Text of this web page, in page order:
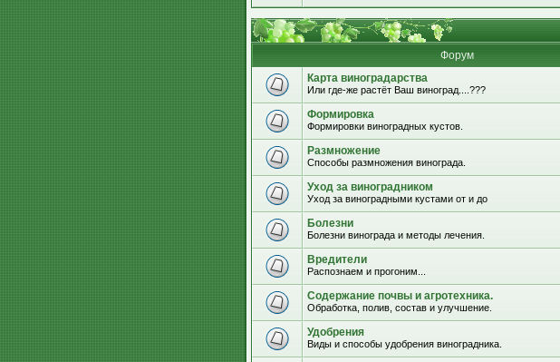
Форум
Карта виноградарства
Или где-же растёт Ваш виноград....???
Формировка
Формировки виноградных кустов.
Размножение
Способы размножения винограда.
Уход за виноградником
Уход за виноградными кустами от и до
Болезни
Болезни винограда и методы лечения.
Вредители
Распознаем и прогоним...
Содержание почвы и агротехника.
Обработка, полив, состав и улучшение.
Удобрения
Виды и способы удобрения виноградника.